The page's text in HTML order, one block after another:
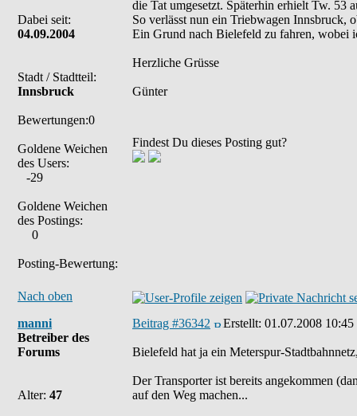
Dabei seit:
04.09.2004
Stadt / Stadtteil:
Innsbruck
Bewertungen:0
Goldene Weichen
des Users:
-29
Goldene Weichen
des Postings:
0
Posting-Bewertung:
die Tat umgesetzt. Späterhin erhielt Tw. 53
So verlässt nun ein Triebwagen Innsbruck,
Ein Grund nach Bielefeld zu fahren, wobei
Herzliche Grüsse
Günter
Findest Du dieses Posting gut?
Nach oben
manni
Betreiber des
Forums
Alter: 47
Beitrag #36342 Erstellt: 01.07.2008 10:45
Bielefeld hat ja ein Meterspur-
Der Transporter ist bereits angekommen
auf den Weg machen...